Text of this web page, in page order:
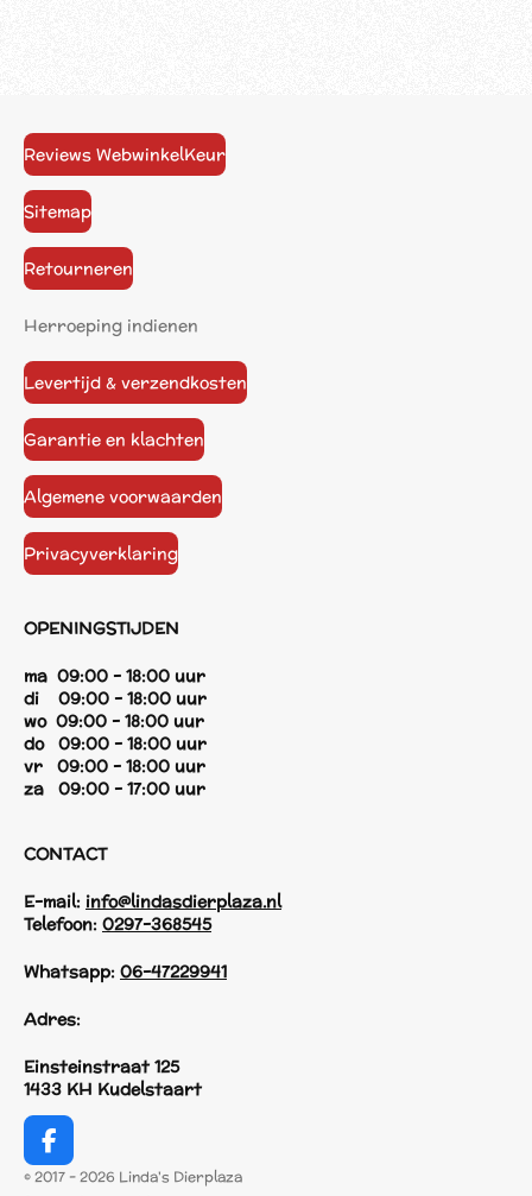
Reviews WebwinkelKeur
Sitemap
Retourneren
Herroeping indienen
Levertijd & verzendkosten
Garantie en klachten
Algemene voorwaarden
Privacyverklaring
OPENINGSTIJDEN
ma 09:00 - 18:00 uur
di 09:00 - 18:00 uur
wo 09:00 - 18:00 uur
do 09:00 - 18:00 uur
vr 09:00 - 18:00 uur
za 09:00 - 17:00 uur
CONTACT
E-mail: info@lindasdierplaza.nl
Telefoon: 0297-368545
Whatsapp: 06-47229941
Adres:
Einsteinstraat 125
1433 KH Kudelstaart
F
a
© 2017 - 2026 Linda's Dierplaza